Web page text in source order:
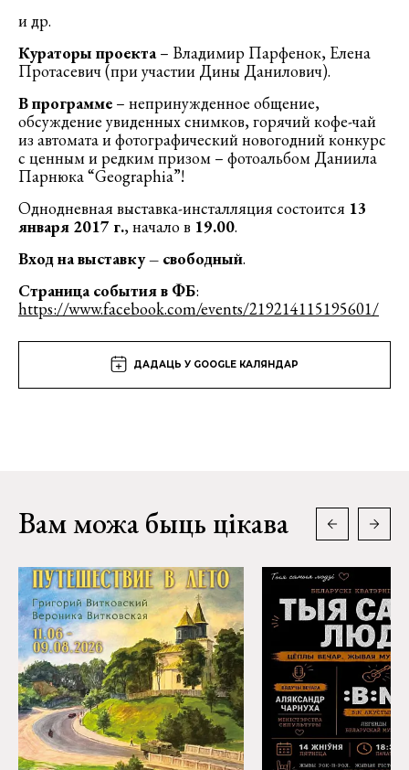
и др.
Кураторы проекта– Владимир Парфенок, Елена
Протасевич (при участии Дины Данилович).
В программе – непринужденное общение,
обсуждение увиденных снимков, горячий кофе-чай
из автомата и фотографический новогодний конкурс
с ценным и редким призом – фотоальбом Даниила
Парнюка “Geographia”!
Однодневная выставка-инсталляция состоится 13
января 2017 г., начало в 19.00.
Вход на выставку – свободный.
Страница события в ФБ:
https://www.facebook.com/events/219214115195601/
ДАДАЦЬ У GOOGLE КАЛЯНДАР
Вам можа быць цікава